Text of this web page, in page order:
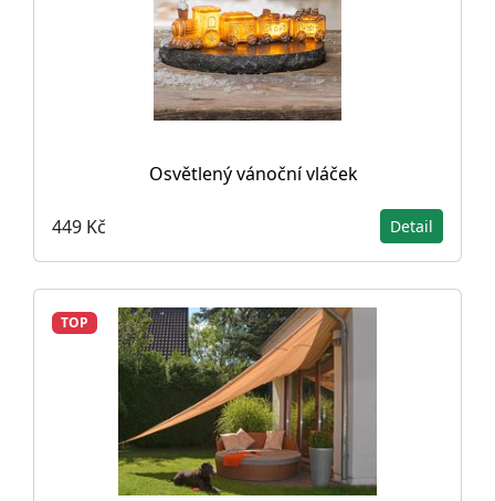
Osvětlený vánoční vláček
449 Kč Detail
TOP